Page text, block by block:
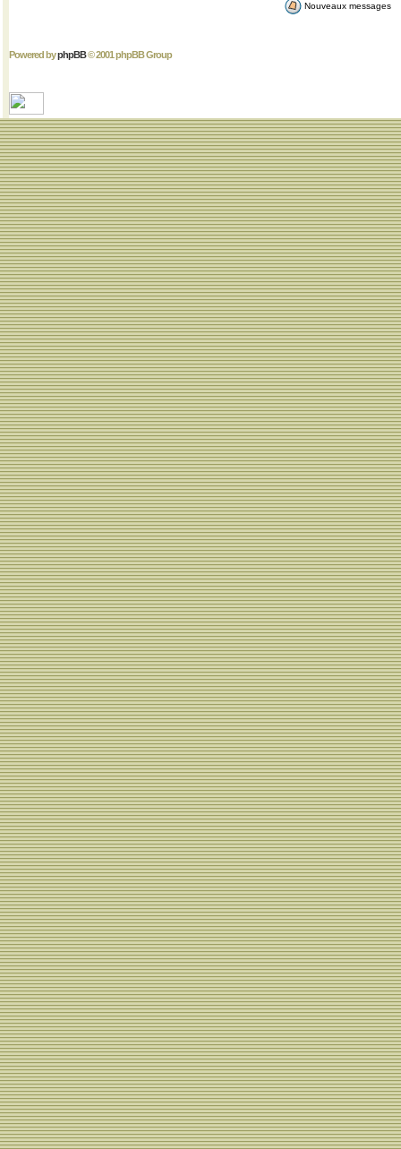
Nouveaux messages
Powered byphpBB© 2001 phpBB Group